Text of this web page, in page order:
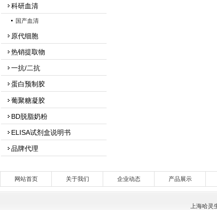
科研血清
国产血清
原代细胞
热销提取物
一抗/二抗
蛋白预制胶
葡聚糖凝胶
BD脱脂奶粉
ELISA试剂盒说明书
品牌代理
网站首页 关于我们 企业动态 产品展示
上海哈灵